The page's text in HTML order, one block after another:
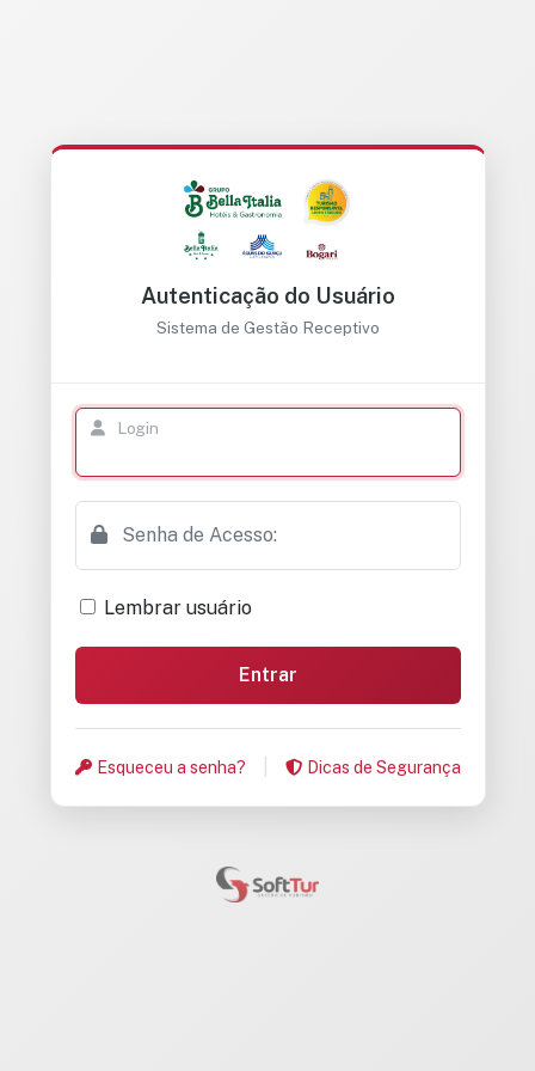
Autenticação do Usuário
Sistema de Gestão Receptivo
Login
Senha de Acesso:
Lembrar usuário
Esqueceu a senha? Dicas de Segurança